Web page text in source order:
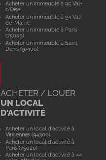
Acheter un immeuble à 95 Val-
d'Oise
Acheter un immeuble à 94 Val-
de-Marne
Acheter un immeuble à Paris
(75003)
Acheter un immeuble à Saint
Denis (97400)
ACHETER / LOUER
UN LOCAL
D'ACTIVITÉ
Acheter un local d'activité à
Vincennes (94300)
Acheter un local d'activité à
Paris (75020)
Acheter un local d'activité à 44